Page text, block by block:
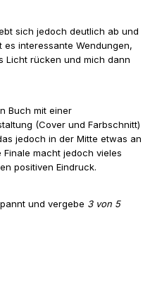
sich jedoch deutlich ab und
es interessante Wendungen,
Licht rücken und mich dann
Buch mit einer
(Cover und Farbschnitt)
jedoch in der Mitte etwas an
Finale macht jedoch vieles
positiven Eindruck.
und vergebe 3 von 5